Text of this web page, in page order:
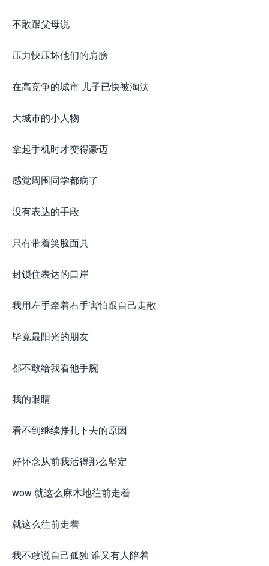
不敢跟父母说
压力快压坏他们的肩膀
在高竞争的城市 儿子已快被淘汰
大城市的小人物
拿起手机时才变得豪迈
感觉周围同学都病了
没有表达的手段
只有带着笑脸面具
封锁住表达的口岸
我用左手牵着右手害怕跟自己走散
毕竟最阳光的朋友
都不敢给我看他手腕
我的眼睛
看不到继续挣扎下去的原因
好怀念从前我活得那么坚定
wow 就这么麻木地往前走着
就这么往前走着
我不敢说自己孤独 谁又有人陪着